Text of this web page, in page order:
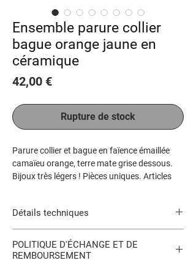
Ensemble parure collier
bague orange jaune en
céramique
42,00 €Prix
Rupture de stock
Parure collier et bague en faïence émaillée
camaïeu orange, terre mate grise dessous.
Bijoux très légers ! Pièces uniques. Articles
Des colliers, bagues, bracelets assortis sont
en vente dans la galerie, ainsi que des
modèles plus petits.
Détails techniques
43cm, petite bague avec anneau réglable.
POLITIQUE D'ÉCHANGE ET DE
REMBOURSEMENT